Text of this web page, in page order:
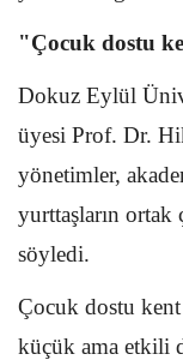
"Çocuk dostu
Dokuz Eylül
üyesi Prof. Dr.
yönetimler,
yurttaşların ortak
söyledi.
Çocuk dostu kent
küçük ama etkili